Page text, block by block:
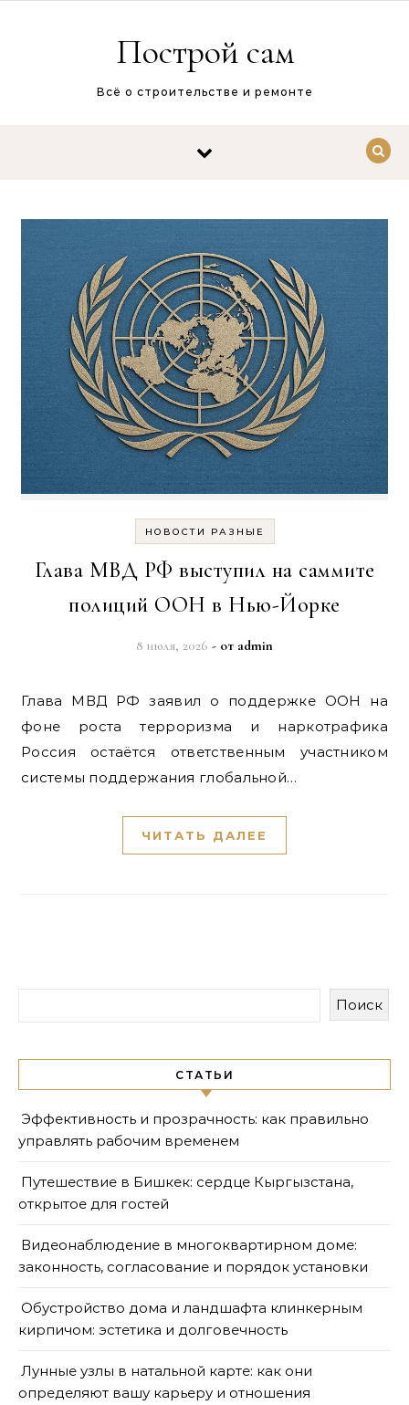
Построй сам
Всё о строительстве и ремонте
НОВОСТИ РАЗНЫЕ
Глава МВД РФ выступил на саммите
полиций ООН в Нью-Йорке
8 июля, 2026 - от admin
Глава МВД РФ заявил о поддержке ООН на
фоне роста терроризма и наркотрафика
Россия остаётся ответственным участником
системы поддержания глобальной…
ЧИТАТЬ ДАЛЕЕ
Поиск
СТАТЬИ
Эффективность и прозрачность: как правильно
управлять рабочим временем
Путешествие в Бишкек: сердце Кыргызстана,
открытое для гостей
Видеонаблюдение в многоквартирном доме:
законность, согласование и порядок установки
Обустройство дома и ландшафта клинкерным
кирпичом: эстетика и долговечность
Лунные узлы в натальной карте: как они
определяют вашу карьеру и отношения